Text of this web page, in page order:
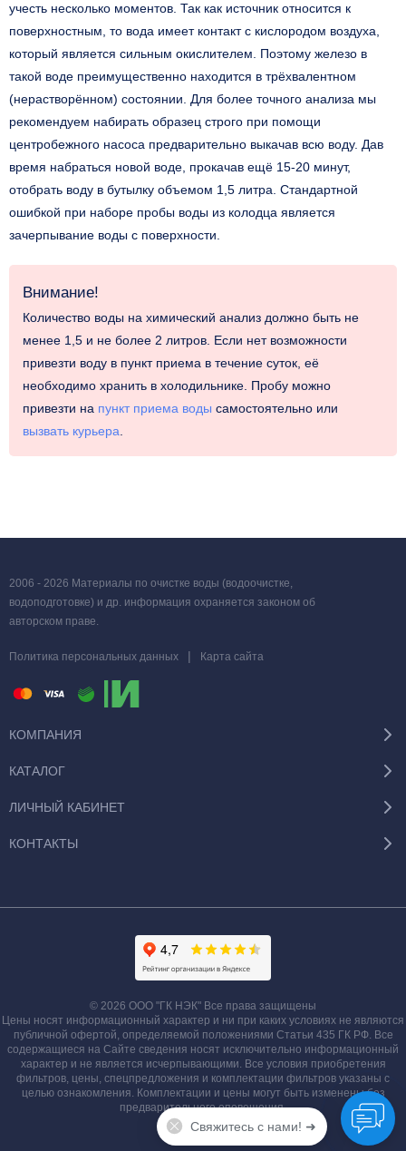
учесть несколько моментов. Так как источник относится к
поверхностным, то вода имеет контакт с кислородом воздуха,
который является сильным окислителем. Поэтому железо в
такой воде преимущественно находится в трёхвалентном
(нерастворённом) состоянии. Для более точного анализа мы
рекомендуем набирать образец строго при помощи
центробежного насоса предварительно выкачав всю воду. Дав
время набраться новой воде, прокачав ещё 15-20 минут,
отобрать воду в бутылку объемом 1,5 литра. Стандартной
ошибкой при наборе пробы воды из колодца является
зачерпывание воды с поверхности.
Внимание!
Количество воды на химический анализ должно быть не
менее 1,5 и не более 2 литров . Если нет возможности
привезти воду в пункт приема в течение суток, её
необходимо хранить в холодильнике. Пробу можно
привезти на пункт приема воды самостоятельно или
вызвать курьера
2006 - 2026 Материалы по очистке воды (водоочистке,
водоподготовке) и др. информация охраняется законом об
авторском праве.
Политика персональных данных | Карта сайта
КОМПАНИЯ
КАТАЛОГ
ЛИЧНЫЙ КАБИНЕТ
КОНТАКТЫ
© 2026 ООО "ГК НЭК" Все права защищены
Цены носят информационный характер и ни при каких условиях не являются
публичной офертой, определяемой положениями Статьи 435 ГК РФ. Все
содержащиеся на Сайте сведения носят исключительно информационный
характер и не является исчерпывающими. Все условия приобретения
фильтров, цены, спецпредложения и комплектации фильтров указаны с
целью ознакомления. Комплектации и цены могут быть изменены без
предварительного оповещения.
Свяжитесь с нами! ➜